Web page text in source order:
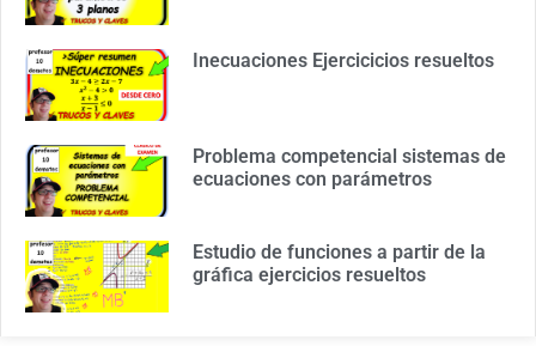
Inecuaciones Ejercicicios resueltos
Problema competencial sistemas de
ecuaciones con parámetros
Estudio de funciones a partir de la
gráfica ejercicios resueltos